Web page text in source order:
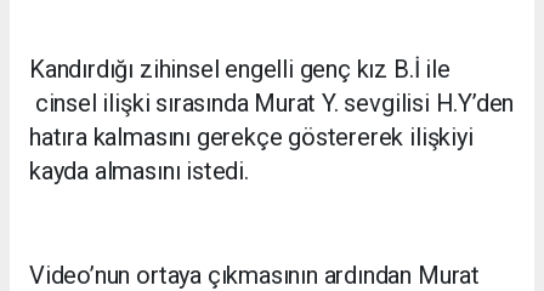
Kandırdığı zihinsel engelli genç kız B.İ ile
cinsel ilişki sırasında Murat Y. sevgilisi H.Y’den
hatıra kalmasını gerekçe göstererek ilişkiyi
kayda almasını istedi.
Video’nun ortaya çıkmasının ardından Murat